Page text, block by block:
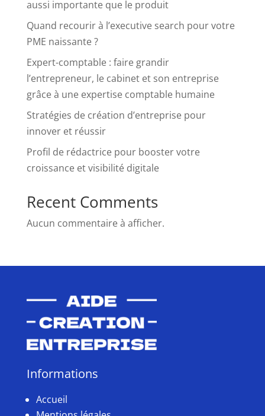
aussi importante que le produit
Quand recourir à l’executive search pour votre
PME naissante ?
Expert-comptable : faire grandir
l’entrepreneur, le cabinet et son entreprise
grâce à une expertise comptable humaine
Stratégies de création d’entreprise pour
innover et réussir
Profil de rédactrice pour booster votre
croissance et visibilité digitale
Recent Comments
Aucun commentaire à afficher.
Informations
Accueil